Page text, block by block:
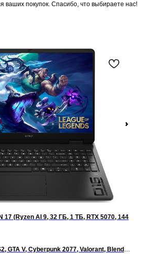
ваших покупок. Спасибо, что выбираете нас!
17 (Ryzen AI 9, 32 ГБ, 1 ТБ, RTX 5070, 144
GTA V, Cyberpunk 2077, Valorant, Blender,